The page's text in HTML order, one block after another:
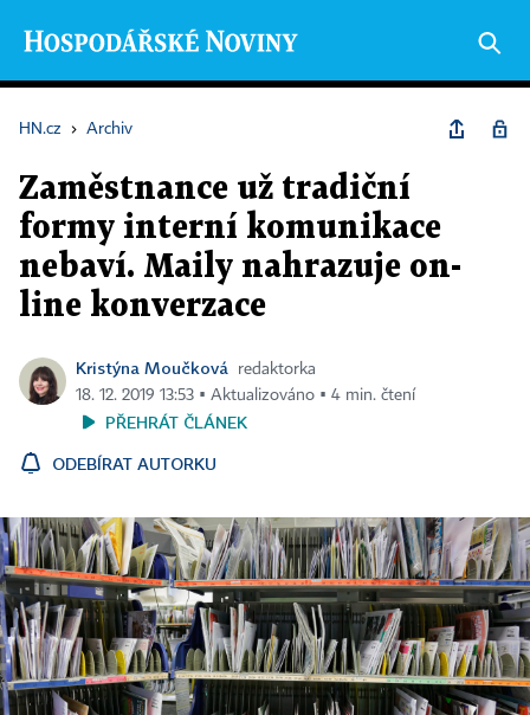
HN.cz › Archiv
Zaměstnance už tradiční
formy interní komunikace
nebaví. Maily nahrazuje on-
line konverzace
Kristýna Moučková
redaktorka
18. 12. 2019 13:53 ▪ Aktualizováno ▪ 4 min. čtení
PŘEHRÁT ČLÁNEK
ODEBÍRAT AUTORKU